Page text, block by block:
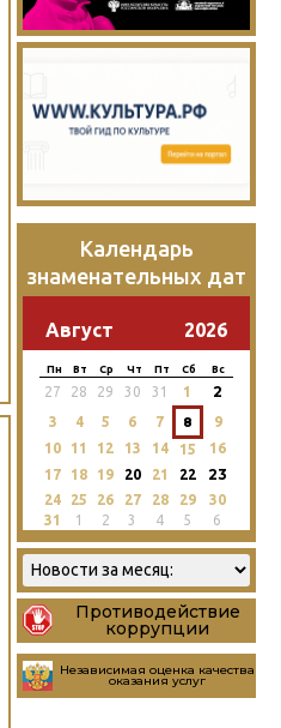
Календарь
знаменательных дат
Август 2026
Пн Вт Ср Чт Пт Сб Вс
27 28 29 30 31 1 2
3 4 5 6 7 8
9
10
11 12 13 14 15
16
17
18 19 20 21 22 23
24 25 26 27 28 29
30
31
1 2 3 4 5 6
Противодействие
коррупции
Независимая оценка качества
оказания услуг